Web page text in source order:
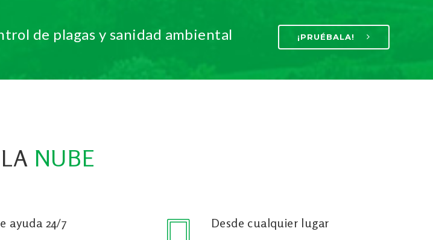
de plagas y sanidad ambiental ¡PRUÉBALA!
NUBE
ayuda 24/7 Desde cualquier lugar